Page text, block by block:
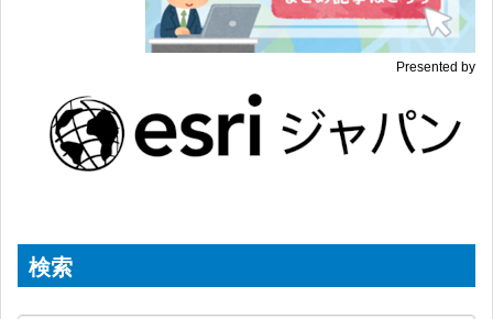
Presented by
検索